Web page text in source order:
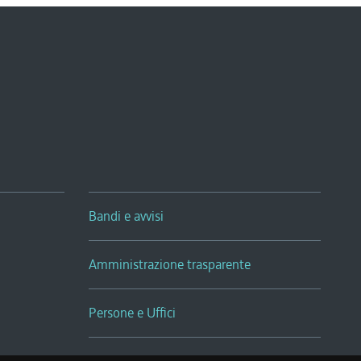
Bandi e avvisi
Amministrazione trasparente
Persone e Uffici